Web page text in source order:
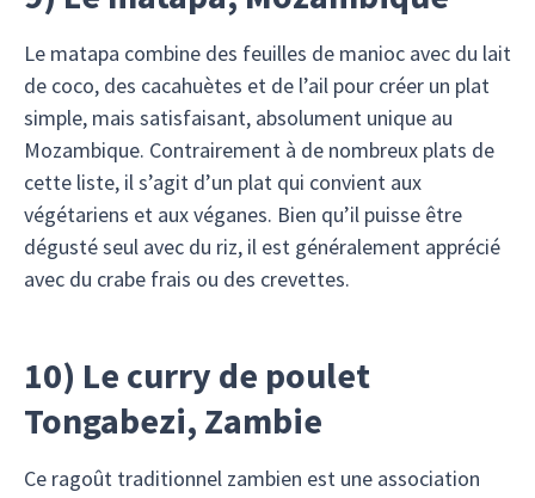
Le matapa combine des feuilles de manioc avec du lait
de coco, des cacahuètes et de l’ail pour créer un plat
simple, mais satisfaisant, absolument unique au
Mozambique. Contrairement à de nombreux plats de
cette liste, il s’agit d’un plat qui convient aux
végétariens et aux véganes. Bien qu’il puisse être
dégusté seul avec du riz, il est généralement apprécié
avec du crabe frais ou des crevettes.
10) Le curry de poulet
Tongabezi, Zambie
Ce ragoût traditionnel zambien est une association